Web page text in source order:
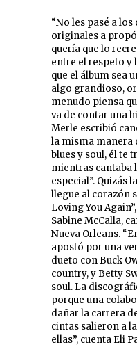
“No les pasé a
originales a
quería que lo
entre el respeto y
que el álbum sea
algo grandioso,
menudo piensa
va de contar una
Merle escribió
la misma manera
blues y soul, él te
mientras cantaba
especial”. Quizás
llegue al corazón
Loving You
Sabine McCalla,
Nueva Orleans.
apostó por una
dueto con Buck
country, y Betty
soul. La
porque una
dañar la carrera
cintas salieron a
ellas”, cuenta Eli